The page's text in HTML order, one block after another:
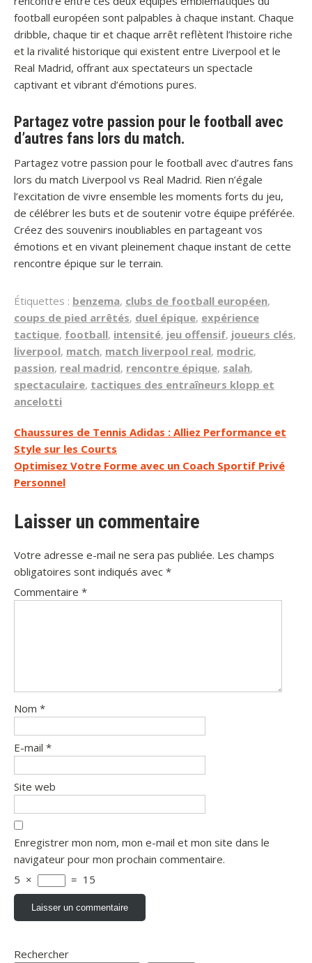
football européen sont palpables à chaque instant. Chaque
dribble, chaque tir et chaque arrêt reflètent l’histoire riche
et la rivalité historique qui existent entre Liverpool et le
Real Madrid, offrant aux spectateurs un spectacle
captivant et vibrant d’émotions pures.
Partagez votre passion pour le football avec
d’autres fans lors du match.
Partagez votre passion pour le football avec d’autres fans
lors du match Liverpool vs Real Madrid. Rien n’égale
l’excitation de vivre ensemble les moments forts du jeu,
de célébrer les buts et de soutenir votre équipe préférée.
Créez des souvenirs inoubliables en partageant vos
émotions et en vivant pleinement chaque instant de cette
rencontre épique sur le terrain.
Étiquettes : benzema, clubs de football européen,
coups de pied arrêtés, duel épique, expérience
tactique, football, intensité, jeu offensif, joueurs clés,
liverpool, match, match liverpool real, modric,
passion, real madrid, rencontre épique, salah,
spectaculaire, tactiques des entraîneurs klopp et
ancelotti
Navigation
de
l’article
Chaussures de Tennis Adidas : Alliez Performance et
Style sur les Courts
Optimisez Votre Forme avec un Coach Sportif Privé
Personnel
Laisser un commentaire
Votre adresse e-mail ne sera pas publiée. Les champs
obligatoires sont indiqués avec *
Commentaire *
Nom *
E-mail *
Site web
Enregistrer mon nom, mon e-mail et mon site dans le
navigateur pour mon prochain commentaire.
5 × = 15
Rechercher